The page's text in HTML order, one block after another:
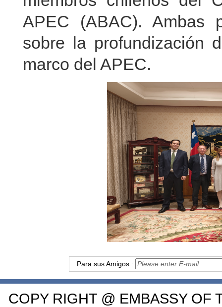
APEC (ABAC). Ambas
sobre la profundización
marco del APEC.
Para sus Amigos :
COPY RIGHT @ EMBASSY OF